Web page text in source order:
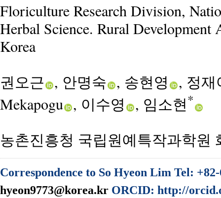
Floriculture Research Division,
Herbal Science. Rural
Korea
권오근 , 안명숙 , 송현영
, 정재
Mekapogu , 이수영 , 임소현*
농촌진흥청 국립원예특작과학원
Correspondence to So Hyeon Lim Tel:
hyeon9773@korea.kr ORCID: http://